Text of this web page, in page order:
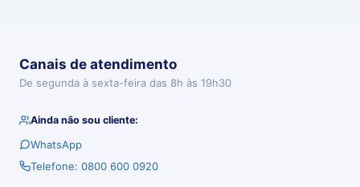
Canais de atendimento
De segunda à sexta-feira das 8h às 19h30
Ainda não sou cliente:
WhatsApp
Telefone: 0800 600 0920